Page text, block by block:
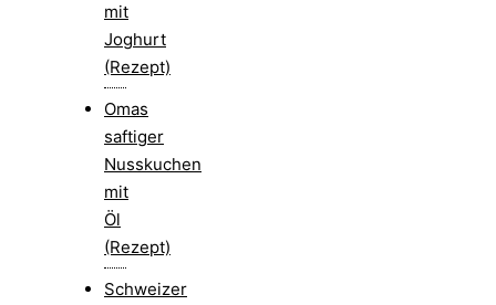
mit
Joghurt
(Rezept)
Omas
saftiger
Nusskuchen
mit
Öl
(Rezept)
Schweizer